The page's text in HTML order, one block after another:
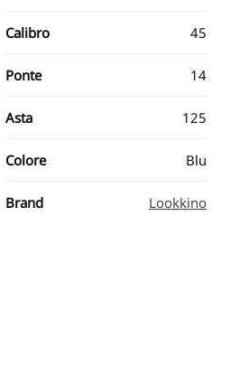
Calibro 45
Ponte 14
Asta 125
Colore Blu
Brand Lookkino